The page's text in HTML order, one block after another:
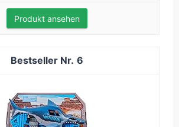
Produkt ansehen
6